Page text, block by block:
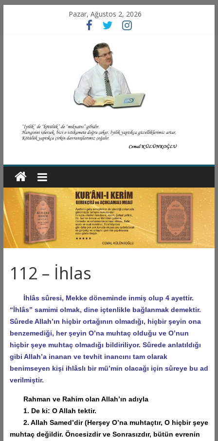
Pazar, Ağustos 2, 2026
112 – İhlas
İhlâs sûresi, Mekke döneminde inmiş olup 4 ayettir.
“İhlâs” samimi olmak, dine içtenlikle bağlanmak demektir.
Sûrede Allah’ın hiçbir ortağının olmadığı, hiçbir şeyin ona
benzemediği, her şeyin O’na muhtaç olduğu ve O’nun
hiçbir şeye muhtaç olmadığı bildiriliyor. Sûrede anlatıldığı
gibi Allah’a inanan ve tevhit inancını tam olarak
benimseyen kişi ihlâslı bir mü’min olacağı için sûreye bu ad
verilmiştir.
Rahman ve Rahim olan Allah’ın adıyla
1. De ki: O Allah tektir.
2. Allah Samed’dir (Herşey O’na muhtaçtır, O hiçbir şeye
muhtaç değildir. Öncesizdir ve Sonrasızdır, bütün evrenin